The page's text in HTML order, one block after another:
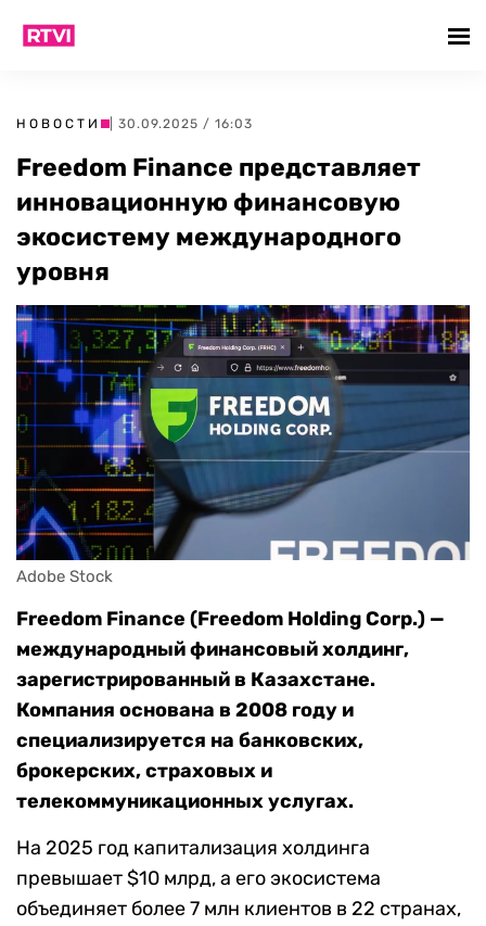
НОВОСТИ | 30.09.2025 / 16:03
Freedom Finance представляет
инновационную финансовую
экосистему международного
уровня
Adobe Stock
Freedom Finance (Freedom Holding Corp.) —
международный финансовый холдинг,
зарегистрированный в Казахстане.
Компания основана в 2008 году и
специализируется на банковских,
брокерских, страховых и
телекоммуникационных услугах.
На 2025 год капитализация холдинга
превышает $10 млрд, а его экосистема
объединяет более 7 млн клиентов в 22 странах,